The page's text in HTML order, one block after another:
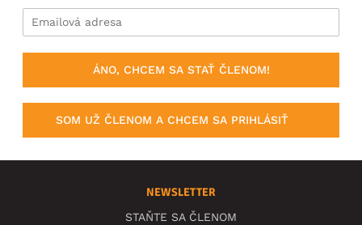
ÁNO, CHCEM SA STAŤ ČLENOM!
SOM UŽ ČLENOM A CHCEM SA PRIHLÁSIŤ
NEWSLETTER
STAŇTE SA ČLENOM